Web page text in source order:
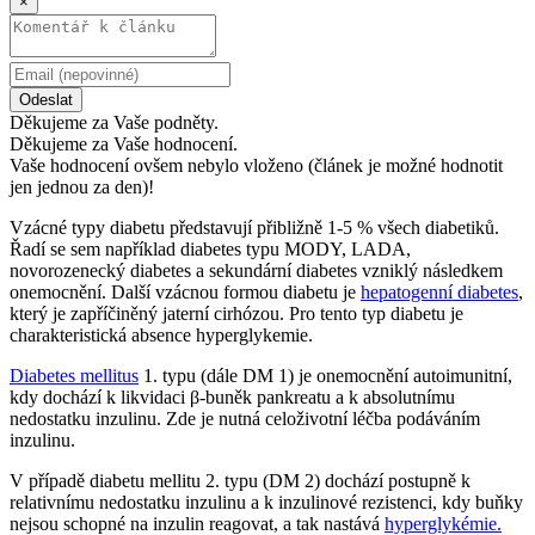
Odeslat
Děkujeme za Vaše podněty.
Děkujeme za Vaše hodnocení.
Vaše hodnocení ovšem nebylo vloženo (článek je možné hodnotit
jen jednou za den)!
Vzácné typy diabetu představují přibližně 1-5 % všech diabetiků.
Řadí se sem například diabetes typu MODY, LADA,
novorozenecký diabetes a sekundární diabetes vzniklý následkem
onemocnění. Další vzácnou formou diabetu je hepatogenní diabetes,
který je zapříčiněný jaterní cirhózou. Pro tento typ diabetu je
charakteristická absence hyperglykemie.
Diabetes mellitus 1. typu (dále DM 1) je onemocnění autoimunitní,
kdy dochází k likvidaci β-buněk pankreatu a k absolutnímu
nedostatku inzulinu. Zde je nutná celoživotní léčba podáváním
inzulinu.
V případě diabetu mellitu 2. typu (DM 2) dochází postupně k
relativnímu nedostatku inzulinu a k inzulinové rezistenci, kdy buňky
nejsou schopné na inzulin reagovat, a tak nastává hyperglykémie.